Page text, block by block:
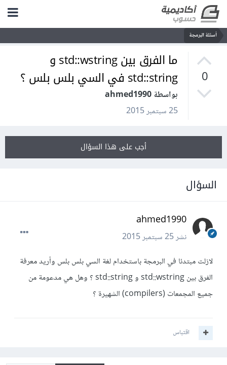
أسئلة البرمجة
0
ما الفرق بين std::wstring و
std::string في السي بلس بلس ؟
بواسطة ahmed1990
25 سبتمبر 2015
أجب على هذا السؤال
السؤال
ahmed1990
نشر25 سبتمبر 2015
لازلت مبتدئا في البرمجة باستخدام لغة السي بلس بلس وأريد معرفة
الفرق بين std::wstring و std::string ؟ وهل هي مدعومة من
جميع المجمعات (compilers) الشهيرة ؟
اقتباس